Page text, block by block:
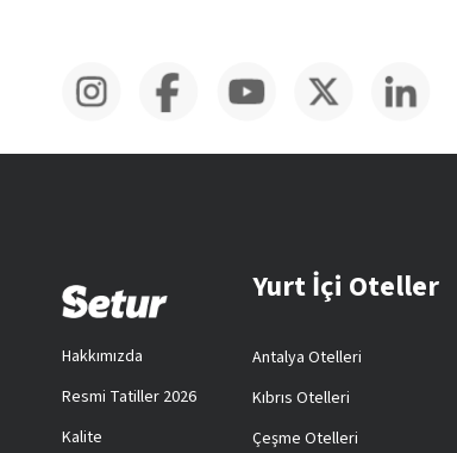
Hakkımızda
Resmi Tatiller 2026
Kalite
Yurt İçi Oteller
Antalya Otelleri
Kıbrıs Otelleri
Çeşme Otelleri